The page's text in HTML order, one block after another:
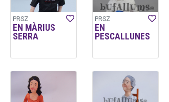
PRSZ
EN MÀRIUS
SERRA
PRSZ
EN
PESCALLUNES